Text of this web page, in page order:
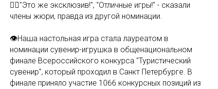
❤️‍🔥"Это же эксклюзив!", "Отличные игры!" - сказали
члены жюри, правда из другой номинации.
👁Наша настольная игра стала лауреатом в
номинации сувенир-игрушка в общенациональном
финале Всероссийского конкурса "Туристический
сувенир", который проходил в Санкт Петербурге. В
финале приняло участие 1066 конкурсных позиций из